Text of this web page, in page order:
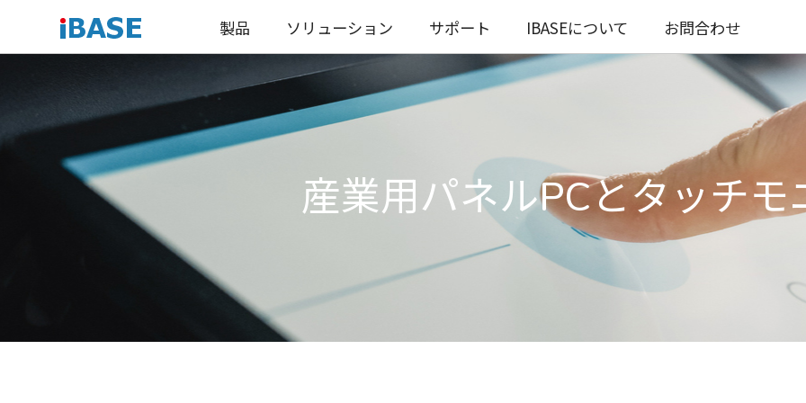
製品 ソリューション サポート IBASEについて お問合わせ
産業用パネルPCとタッチモ